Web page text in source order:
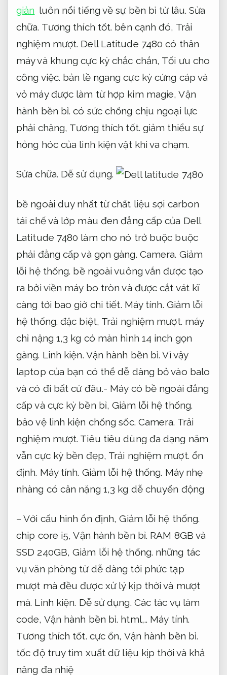
giản luôn nổi tiếng về sự bền bỉ từ lâu.Sửa
chữa. Tương thích tốt. bên cạnh đó, Trải
nghiệm mượt. Dell Latitude 7480 có thân
máy và khung cực kỳ chắc chắn, Tối ưu cho
công việc. bản lề ngang cực kỳ cứng cáp và
vỏ máy được làm từ hợp kim magie,Vận
hành bền bỉ. có sức chống chịu ngoại lực
phải chăng, Tương thích tốt. giảm thiểu sự
hỏng hóc của linh kiện vặt khi va chạm.
Sửa chữa. Dễ sử dụng.
bề ngoài duy nhất từ chất liệu sợi carbon
tái chế và lớp màu đen đẳng cấp của Dell
Latitude 7480 làm cho nó trở buộc buộc
phải đẳng cấp và gọn gàng. Camera. Giảm
lỗi hệ thống. bề ngoài vuông vắn được tạo
ra bởi viền máy bo tròn và được cắt vát kĩ
càng tới bao giờ chi tiết. Máy tính. Giảm lỗi
hệ thống. đặc biệt, Trải nghiệm mượt. máy
chỉ nặng 1,3 kg có màn hình 14 inch gọn
gàng. Linh kiện. Vận hành bền bỉ. Vì vậy
laptop của bạn có thể dễ dàng bỏ vào balo
và có đi bất cứ đâu.- Máy có bề ngoài đẳng
cấp và cực kỳ bền bỉ,Giảm lỗi hệ thống.
bảo vệ linh kiện chống sốc. Camera. Trải
nghiệm mượt. Tiêu tiêu dùng đa dạng năm
vẫn cực kỳ bền đẹp, Trải nghiệm mượt. ổn
định. Máy tính. Giảm lỗi hệ thống. Máy nhẹ
nhàng có cân nặng 1,3 kg dễ chuyển động
– Với cấu hình ổn định,Giảm lỗi hệ thống.
chip core i5,Vận hành bền bỉ. RAM 8GB và
SSD 240GB,Giảm lỗi hệ thống. những tác
vụ văn phòng từ dễ dàng tới phức tạp
mượt mà đều được xử lý kịp thời và mượt
mà. Linh kiện. Dễ sử dụng. Các tác vụ làm
code, Vận hành bền bỉ. html,.. Máy tính.
Tương thích tốt. cực ổn, Vận hành bền bỉ.
tốc độ truy tìm xuất dữ liệu kịp thời và khả
năng đa nhiệ